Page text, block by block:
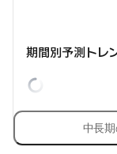
期間別予測トレ
中長